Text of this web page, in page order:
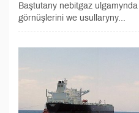
Baştutany nebitgaz
görnüşlerini we usullaryny...